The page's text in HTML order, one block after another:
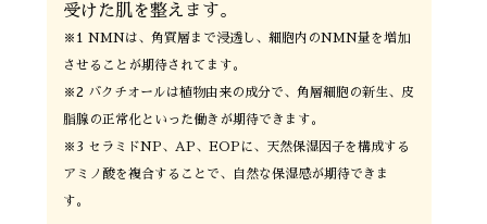
受けた肌を整えます。
※1 NMNは、角質層まで浸透し、細胞内のNMN量を増加
させることが期待されてます。
※2 バクチオールは植物由来の成分で、角層細胞の新生、皮
脂腺の正常化といった働きが期待できます。
※3 セラミドNP、AP、EOPに、天然保湿因子を構成する
アミノ酸を複合することで、自然な保湿感が期待できま
す。